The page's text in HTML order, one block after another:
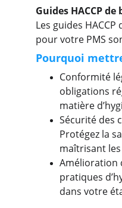
Guides HACCP
Les guides
pour votre PMS
Pourquoi
Conformité
obligations
matière
Sécurité des
Protégez la
maîtrisant
Amélioration
pratiques
dans votre